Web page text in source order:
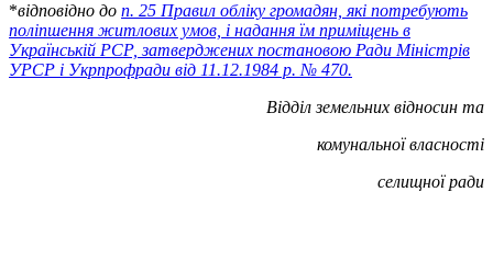
*відповідно до п. 25 Правил обліку громадян, які потребують
поліпшення житлових умов, і надання їм приміщень в
Українській РСР, затверджених постановою Ради Міністрів
УРСР і Укрпрофради від 11.12.1984 р. № 470.
Відділ земельних відносин та
комунальноївласності
селищної ради